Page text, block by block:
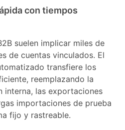
con tiempos
suelen implicar miles de
de cuentas vinculados. El
transfiere los
reemplazando la
interna, las exportaciones
importaciones de prueba
fijo y rastreable.